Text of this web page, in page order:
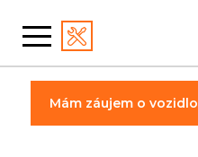
Mám záujem o vozidlo